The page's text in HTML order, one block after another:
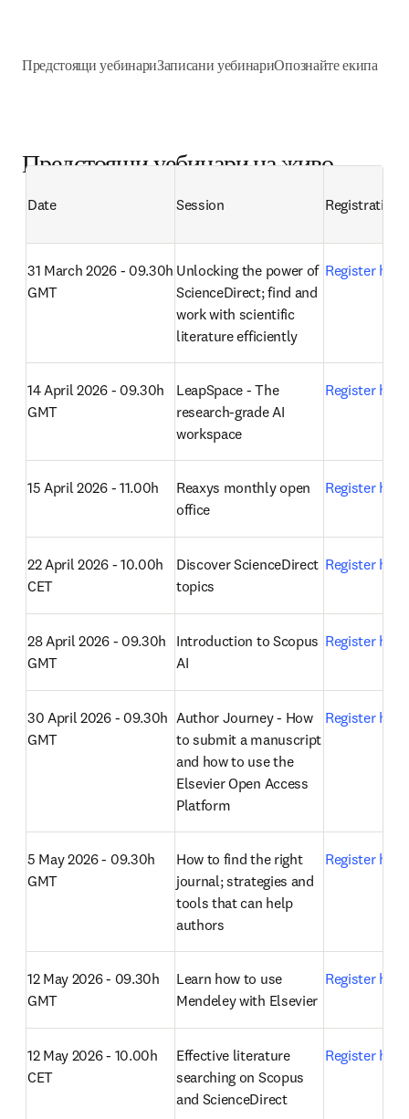
Предстоящи уебинариЗаписани уебинариОпознайте екипа
Предстоящи уебинари на живо
Date Session Registration
31 March 2026 - 09.30h
GMT
Unlocking the power of
ScienceDirect; find and
work with scientific
literature efficiently
Register here
14 April 2026 - 09.30h
GMT
LeapSpace - The
research-grade AI
workspace
Register here
15 April 2026 - 11.00h
Reaxys monthly open
office
Register here
22 April 2026 - 10.00h
CET
Discover ScienceDirect
topics
Register here
28 April 2026 - 09.30h
GMT
Introduction to Scopus
AI
Register here
30 April 2026 - 09.30h
GMT
Author Journey - How
to submit a manuscript
and how to use the
Elsevier Open Access
Platform
Register here
5 May 2026 - 09.30h
GMT
How to find the right
journal; strategies and
tools that can help
authors
Register here
12 May 2026 - 09.30h
GMT
Learn how to use
Mendeley with Elsevier
Register here
12 May 2026 - 10.00h
CET
Effective literature
searching on Scopus
and ScienceDirect
Register here